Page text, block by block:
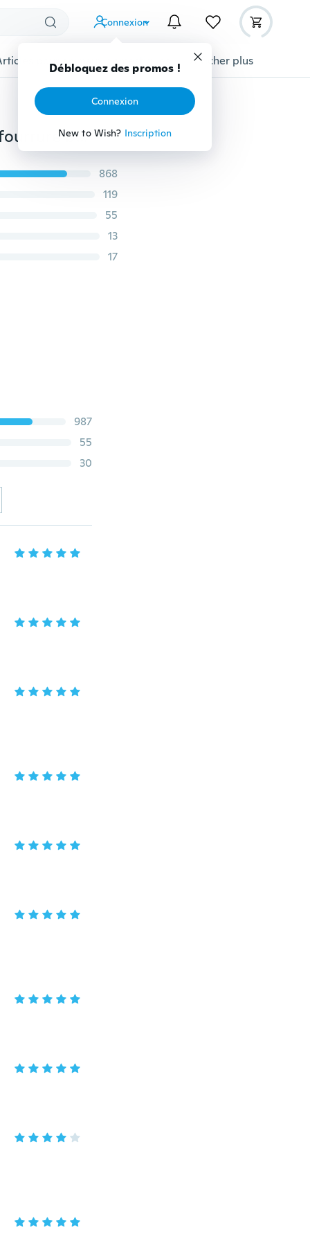
Connexion
Débloquez des promos !
Connexion
New to Wish? Inscription
pour animaux domestiques Afficher plus
Porte-clés de voiture neige fourrure porte-clés lapin fourrure boule porte-clés noir tête de chat poupée porte-clés Animal pompon pendentif breloque bijoux
868
119
55
13
17
987
55
30